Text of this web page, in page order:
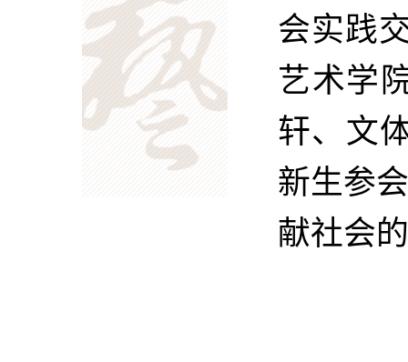
会实践
艺术学
轩、文
新生参
献社会